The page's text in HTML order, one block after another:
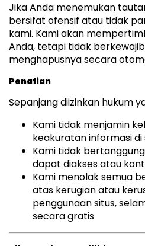
Jika Anda menemukan
bersifat ofensif atau tidak
kami. Kami akan
Anda, tetapi tidak
menghapusnya secara
Penafian
Sepanjang diizinkan hukum
Kami tidak menjamin
keakuratan informasi di
Kami tidak
dapat diakses atau
Kami menolak semua
atas kerugian atau
penggunaan situs,
secara gratis